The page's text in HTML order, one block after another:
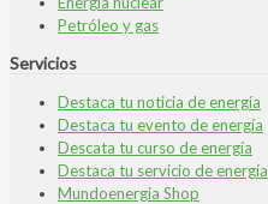
Petróleo y gas
Servicios
Destaca tu noticia de energía
Destaca tu evento de energía
Descata tu curso de energía
Destaca tu servicio de energía
Mundoenergia Shop